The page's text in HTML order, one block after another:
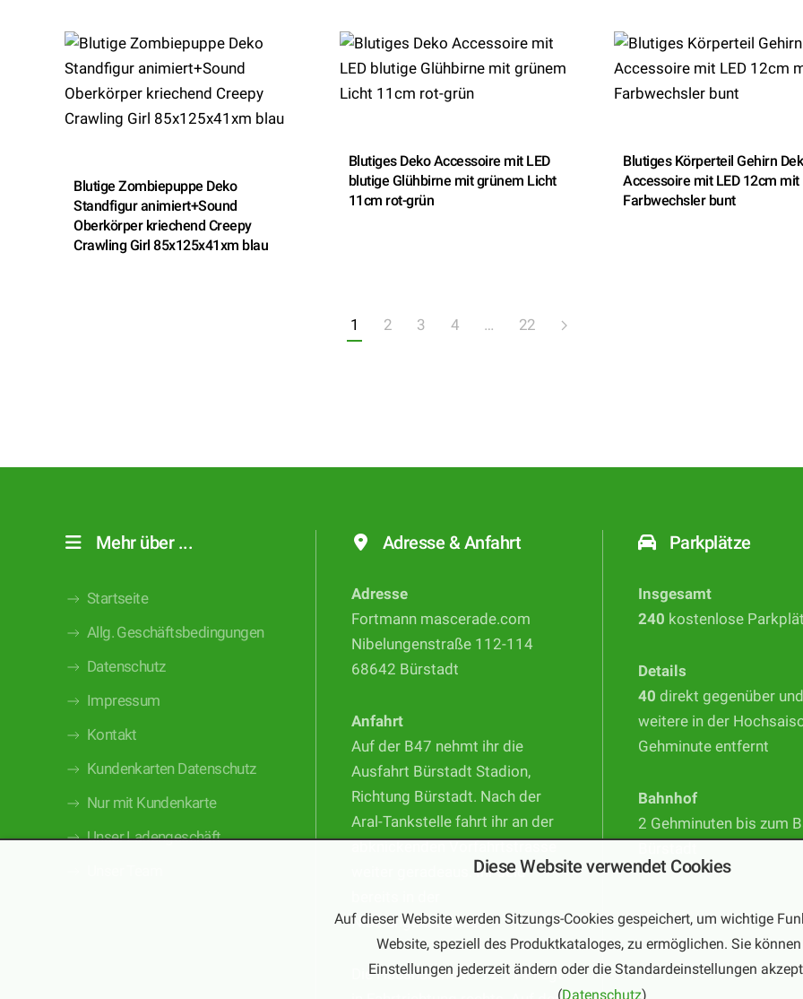
Blutige Zombiepuppe Deko
Standfigur animiert+Sound
Oberkörper kriechend Creepy
Crawling Girl 85x125x41xm blau
Blutiges Deko Accessoire mit LED
blutige Glühbirne mit grünem Licht
11cm rot-grün
Blutiges Körperteil Gehirn
Accessoire mit LED 12cm mit
Farbwechsler bunt
1 2 3 4 … 22
Mehr über ...
Startseite
Allg. Geschäftsbedingungen
Datenschutz
Impressum
Kontakt
Kundenkarten Datenschutz
Nur mit Kundenkarte
Unser Ladengeschäft
Adresse & Anfahrt
Adresse
Fortmann mascerade.com
Nibelungenstraße 112-114
68642 Bürstadt
Anfahrt
Auf der B47 nehmt ihr die
Ausfahrt Bürstadt Stadion,
Richtung Bürstadt. Nach der
Aral-Tankstelle fahrt ihr an der
weiter geradeaus. Ihr seid
Nibelungenstrasse.
Die Hausnummer 112-114 liegt
Parkplätze
Insgesamt
240 kostenlose
Details
40 direkt gegenüber und
weitere in der
Gehminute entfernt
Bahnhof
2 Gehminuten bis zum
Diese Website verwendet Cookies
Auf dieser Website werden Sitzungs-Cookies gespeichert, um wichtige
Website, speziell des Produktkataloges, zu ermöglichen. Sie
Einstellungen jederzeit ändern oder die Standardeinstellungen
(Datenschutz)